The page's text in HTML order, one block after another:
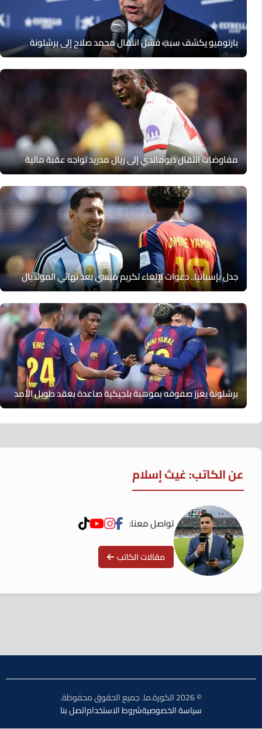
بارتوميو يكشف سبب فشل انتقال محمد صلاح إلى برشلونة
مفاوضات انتقال ديوماندي إلى ريال مدريد تواجه عقبة مالية
جدل بإسبانيا.. دعوات لإلغاء تكريم ميسي بعد نهائي المونديال
برشلونة يعزز صفوفه بموهبة بلجيكية صاعدة بعقد طويل الأمد
عن الكاتب: غيث إسلام
تواصل معنا:
مقالات الكاتب
سياسة الخصوصيةشروط الاستخداماتصل بنا